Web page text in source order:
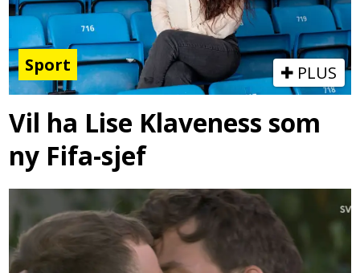
Sport PLUS
Vil ha Lise Klaveness som
ny Fifa-sjef